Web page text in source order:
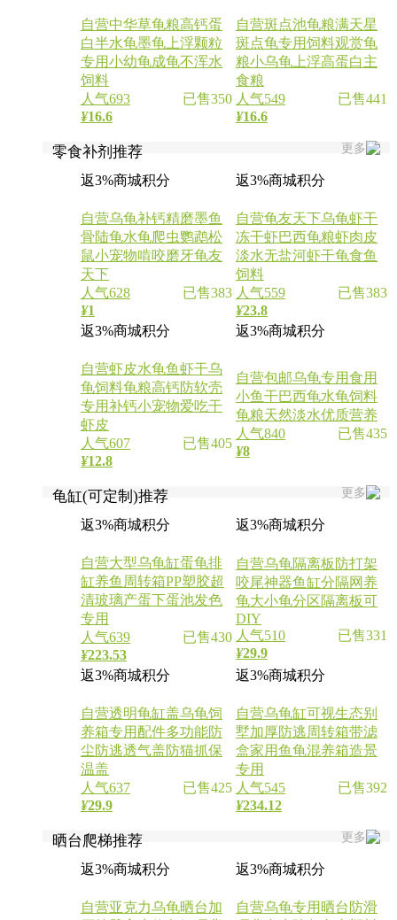
自营中华草龟粮高钙蛋
白半水龟墨龟上浮颗粒
专用小幼龟成龟不浑水
饲料
已售350
人气693
¥16.6
自营斑点池龟粮满天星
斑点龟专用饲料观赏龟
粮小乌龟上浮高蛋白主
食粮
已售441
人气549
¥16.6
更多
零食补剂推荐
返3%商城积分 返3%商城积分
自营乌龟补钙精磨墨鱼
骨陆龟水龟爬虫鹦鹉松
鼠小宠物啃咬磨牙龟友
天下
已售383
人气628
¥1
自营龟友天下乌龟虾干
冻干虾巴西龟粮虾肉皮
淡水无盐河虾干龟食鱼
饲料
已售383
人气559
¥23.8
返3%商城积分
返3%商城积分
自营虾皮水龟鱼虾干乌
龟饲料龟粮高钙防软壳
专用补钙小宠物爱吃干
虾皮
已售405
人气607
¥12.8
自营包邮乌龟专用食用
小鱼干巴西龟水龟饲料
龟粮天然淡水优质营养
已售435
人气840
¥8
更多
龟缸(可定制)推荐
返3%商城积分 返3%商城积分
自营大型乌龟缸蛋龟排
缸养鱼周转箱PP塑胶超
清玻璃产蛋下蛋池发色
专用
已售430
人气639
¥223.53
自营乌龟隔离板防打架
咬尾神器鱼缸分隔网养
龟大小龟分区隔离板可
DIY
已售331
人气510
¥29.9
返3%商城积分
返3%商城积分
自营透明龟缸盖乌龟饲
养箱专用配件多功能防
尘防逃透气盖防猫抓保
温盖
已售425
人气637
¥29.9
自营乌龟缸可视生态别
墅加厚防逃周转箱带滤
盒家用鱼龟混养箱造景
专用
已售392
人气545
¥234.12
更多
晒台爬梯推荐
返3%商城积分 返3%商城积分
自营亚克力乌龟晒台加
自营乌龟专用晒台防滑